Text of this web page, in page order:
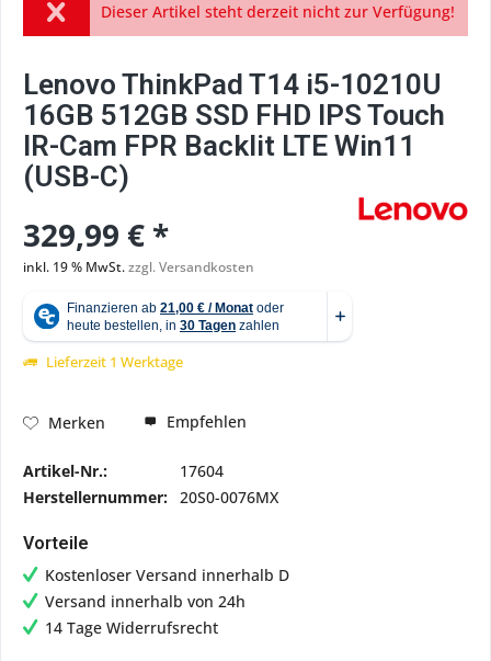
Dieser Artikel steht derzeit nicht zur Verfügung!
Lenovo ThinkPad T14 i5-10210U
16GB 512GB SSD FHD IPS Touch
IR-Cam FPR Backlit LTE Win11
(USB-C)
329,99 € *
inkl. 19 % MwSt.zzgl. Versandkosten
Lieferzeit 1 Werktage
Merken Empfehlen
Artikel-Nr.:
17604
Herstellernummer: 20S0-0076MX
Vorteile
Kostenloser Versand innerhalb D
Versand innerhalb von 24h
14 Tage Widerrufsrecht